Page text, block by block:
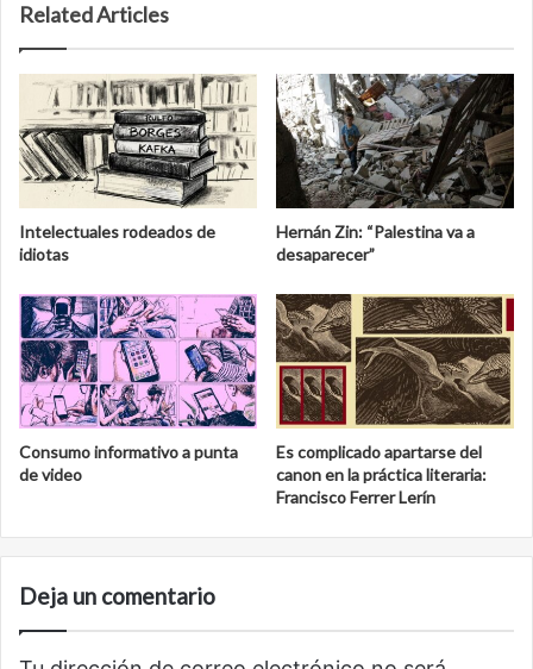
Related Articles
Intelectuales rodeados de
idiotas
Hernán Zin: “Palestina va a
desaparecer”
Consumo informativo a punta
de video
Es complicado apartarse del
canon en la práctica literaria:
Francisco Ferrer Lerín
Deja un comentario